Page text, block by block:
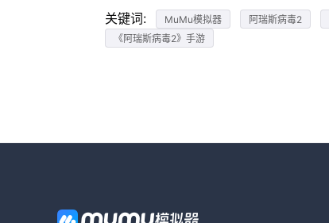
关键词: MuMu模拟器 阿瑞斯病毒2
《阿瑞斯病毒2》手游